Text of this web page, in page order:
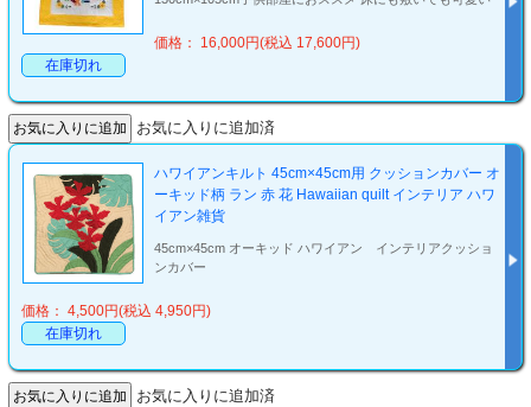
価格： 16,000円(税込 17,600円)
在庫切れ
お気に入りに追加済
ハワイアンキルト 45cm×45cm用 クッションカバー オ
ーキッド柄 ラン 赤 花 Hawaiian quilt インテリア ハワ
イアン雑貨
45cm×45cm オーキッド ハワイアン インテリアクッショ
ンカバー
価格： 4,500円(税込 4,950円)
在庫切れ
お気に入りに追加済